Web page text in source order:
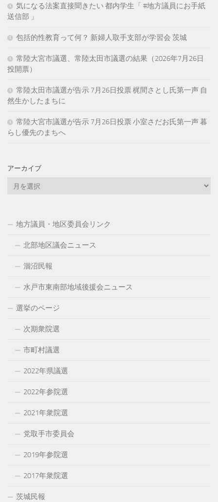
気になる法案直接聞きたい 都内学生「 #地方議員にお手紙
送信部 」
包括的性教育って何？ 新婦人取手支部が学習会 茨城
常陸大宮市議選、常陸太田市議選の結果（2026年7月26日
投開票）
常陸太田市議選が告示 7月26日投票 梶間さとし氏第一声 自
然生かしたまちに
常陸大宮市議選が告示 7月26日投票 小室さだお氏第一声 暮
らし優先のまちへ
アーカイブ
地方議員・地区委員会リンク
北部地区議会ニュース
涸沼民報
水戸市東南部地域後援会ニュース
選挙のページ
次期衆院選
市町村議選
2022年県議選
2022年参院選
2021年衆院選
党取手市委員会
2019年参院選
2017年衆院選
茨城民報